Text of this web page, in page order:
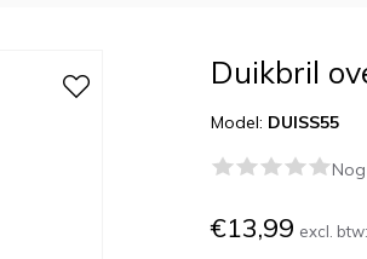
Duikbril
Model: DUISS55
€13,99 excl.